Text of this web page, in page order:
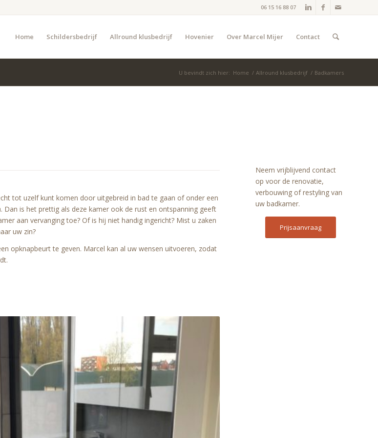
06 15 16 88 07
Home Schildersbedrijf Allround klusbedrijf Hovenier Over Marcel Mijer Contact
U bevindt zich hier: Home / Allround klusbedrijf / Badkamers
tot uzelf kunt komen door uitgebreid in bad te gaan of onder een
Dan is het prettig als deze kamer ook de rust en ontspanning geeft
aan vervanging toe? Of is hij niet handig ingericht? Mist u zaken
uw zin?
opknapbeurt te geven. Marcel kan al uw wensen uitvoeren, zodat
Neem vrijblijvend contact
op voor de renovatie,
verbouwing of restyling van
uw badkamer.
Prijsaanvraag